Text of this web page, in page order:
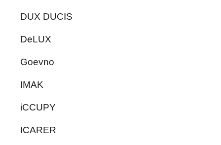
DUX DUCIS
DeLUX
Goevno
IMAK
iCCUPY
ICARER